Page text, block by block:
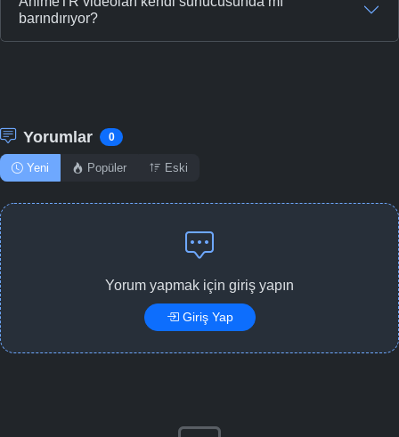
barındırıyor?
Yorumlar 0
Yeni Popüler Eski
Yorum yapmak için giriş yapın
Giriş Yap